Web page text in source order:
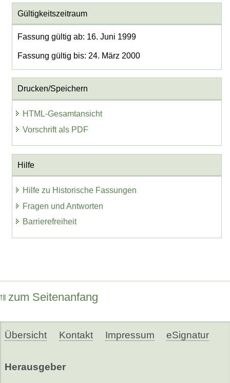
Gültigkeitszeitraum
Fassung gültig ab: 16. Juni 1999
Fassung gültig bis: 24. März 2000
Drucken/Speichern
HTML-Gesamtansicht
Vorschrift als PDF
Hilfe
Hilfe zu Historische Fassungen
Fragen und Antworten
Barrierefreiheit
zum Seitenanfang
Übersicht Kontakt Impressum eSignatur
Herausgeber